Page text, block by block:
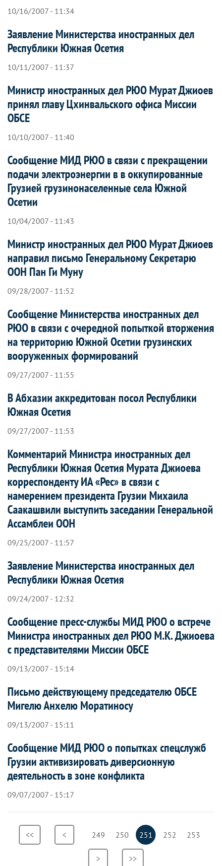
10/16/2007 - 11:34
Заявление Министерства иностранных дел
Республики Южная Осетия
10/11/2007 - 11:37
Министр иностранных дел РЮО Мурат Джиоев
принял главу Цхинвальского офиса Миссии
ОБСЕ
10/10/2007 - 11:40
Сообщение МИД РЮО в связи с прекращении
подачи электроэнергии в в оккупированные
Грузией грузинонаселенные села Южной
Осетии
10/04/2007 - 11:43
Министр иностранных дел РЮО Мурат Джиоев
направил письмо Генеральному Секретарю
ООН Пан Ги Муну
09/28/2007 - 11:52
Сообщение Министерства иностранных дел
РЮО в связи с очередной попыткой вторжения
на территорию Южной Осетии грузинских
вооруженных формирований
09/27/2007 - 11:55
В Абхазии аккредитован посол Республики
Южная Осетия
09/27/2007 - 11:53
Комментарий Министра иностранных дел
Республики Южная Осетия Мурата Джиоева
корреспонденту ИА «Рес» в связи с
намерением президента Грузии Михаила
Саакашвили выступить заседании Генеральной
Ассамблеи ООН
09/25/2007 - 11:57
Заявление Министерства иностранных дел
Республики Южная Осетия
09/24/2007 - 12:32
Сообщение пресс-службы МИД РЮО о встрече
Министра иностранных дел РЮО М.К. Джиоева
с представителями Миссии ОБСЕ
09/13/2007 - 15:14
Письмо действующему председателю ОБСЕ
Мигелю Анхелю Моратиносу
09/13/2007 - 15:11
Сообщение МИД РЮО о попытках спецслужб
Грузии активизировать диверсионную
деятельность в зоне конфликта
09/07/2007 - 15:17
Нумерация
страниц
Первая
<<
Предыдущая
страница
< Страница
249 Страница
250
Текущая
страница
251 Страница
252 Страница
253
Следующая
> Последняя
>>